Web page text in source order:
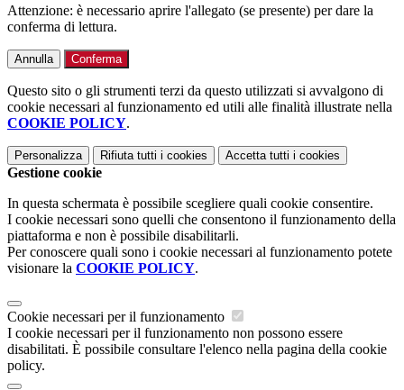
Attenzione: è necessario aprire l'allegato (se presente) per dare la
conferma di lettura.
Annulla Conferma
Questo sito o gli strumenti terzi da questo utilizzati si avvalgono di
cookie necessari al funzionamento ed utili alle finalità illustrate nella
COOKIE POLICY.
Personalizza Rifiuta tutti i cookies Accetta tutti i cookies
Gestione cookie
In questa schermata è possibile scegliere quali cookie consentire.
I cookie necessari sono quelli che consentono il funzionamento della
piattaforma e non è possibile disabilitarli.
Per conoscere quali sono i cookie necessari al funzionamento potete
visionare la COOKIE POLICY.
Cookie necessari per il funzionamento
I cookie necessari per il funzionamento non possono essere
disabilitati. È possibile consultare l'elenco nella pagina della cookie
policy.